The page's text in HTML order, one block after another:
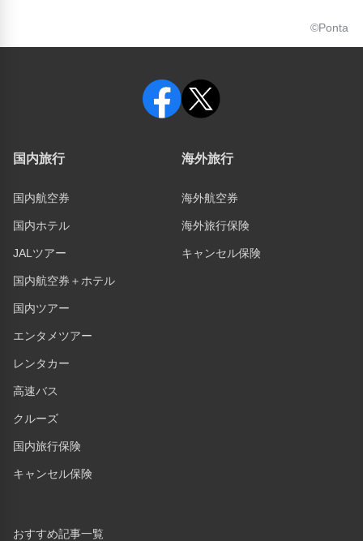
©Ponta
国内旅行
国内航空券
国内ホテル
JALツアー
国内航空券＋ホテル
国内ツアー
エンタメツアー
レンタカー
高速バス
クルーズ
国内旅行保険
キャンセル保険
海外旅行
海外航空券
海外旅行保険
キャンセル保険
おすすめ記事一覧